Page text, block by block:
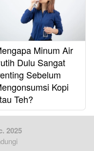
Minum Air
Dulu Sangat
Sebelum
Kopi
Teh?
2025